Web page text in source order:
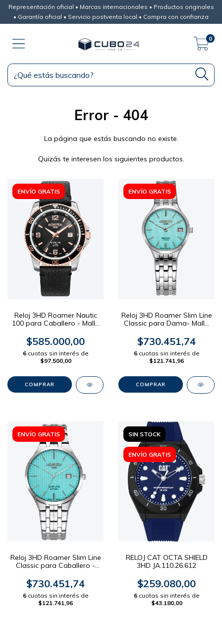
Representación oficial • Marcas internacionales • Productos originales
• Garantía oficial • Servicio postventa local • Compra con confianza
0
Error - 404
La página que estás buscando no existe.
Quizás te interesen los siguientes productos.
ENVÍO GRATIS
Reloj 3HD Roamer Nautic
100 para Caballero - Malla
$585.000,00
6 cuotas sin interés de
$97.500,00
ENVÍO GRATIS
Reloj 3HD Roamer Slim Line
Classic para Dama- Malla
$730.451,74
6 cuotas sin interés de
$121.741,96
ENVÍO GRATIS
Reloj 3HD Roamer Slim Line
Classic para Caballero -
40mm
$730.451,74
6 cuotas sin interés de
$121.741,96
SIN STOCK
ENVÍO GRATIS
RELOJ CAT OCTA SHIELD
3HD JA.110.26.612
$259.080,00
6 cuotas sin interés de
$43.180,00